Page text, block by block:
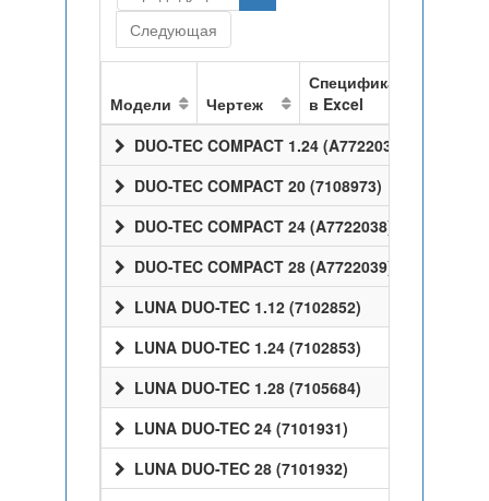
Следующая
Модели Чертеж
Спецификация
в Excel
DUO-TEC COMPACT 1.24 (A7722037)
DUO-TEC COMPACT 20 (7108973)
DUO-TEC COMPACT 24 (A7722038)
DUO-TEC COMPACT 28 (A7722039)
LUNA DUO-TEC 1.12 (7102852)
LUNA DUO-TEC 1.24 (7102853)
LUNA DUO-TEC 1.28 (7105684)
LUNA DUO-TEC 24 (7101931)
LUNA DUO-TEC 28 (7101932)